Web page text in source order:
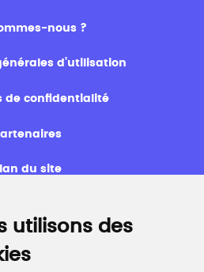
utilisons des
nous ?
d’utilisation
de confidentialité
du site
Emploi
culturel 784.000 visites et